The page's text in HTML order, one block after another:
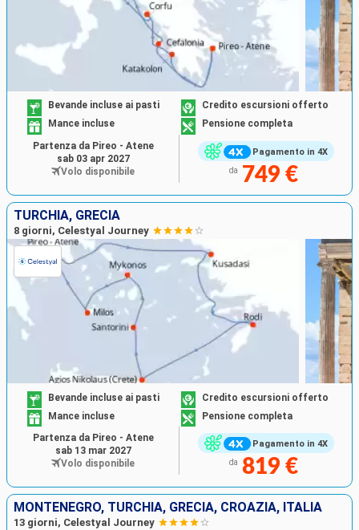
Pagamento in 4X
Bevande incluse ai pasti
Credito escursioni offerto
Mance incluse
Pensione completa
da 749 €
Partenza da Pireo - Atene
sab 03 apr 2027
Volo disponibile
TURCHIA, GRECIA
8 giorni, Celestyal Journey
Pagamento in 4X
Bevande incluse ai pasti
Credito escursioni offerto
Mance incluse
Pensione completa
da 819 €
Partenza da Pireo - Atene
sab 13 mar 2027
Volo disponibile
MONTENEGRO, TURCHIA, GRECIA, CROAZIA, ITALIA
13 giorni, Celestyal Journey